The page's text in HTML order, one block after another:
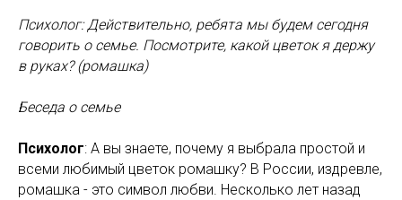
Психолог: Действительно, ребята мы будем сегодня
говорить о семье. Посмотрите, какой цветок я держу
в руках? (ромашка)
Беседа о семье
Психолог: А вы знаете, почему я выбрала простой и
всеми любимый цветок ромашку? В России, издревле,
ромашка - это символ любви. Несколько лет назад